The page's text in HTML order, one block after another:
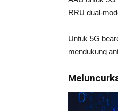
RRU dual-
Untuk 5G
mendukung